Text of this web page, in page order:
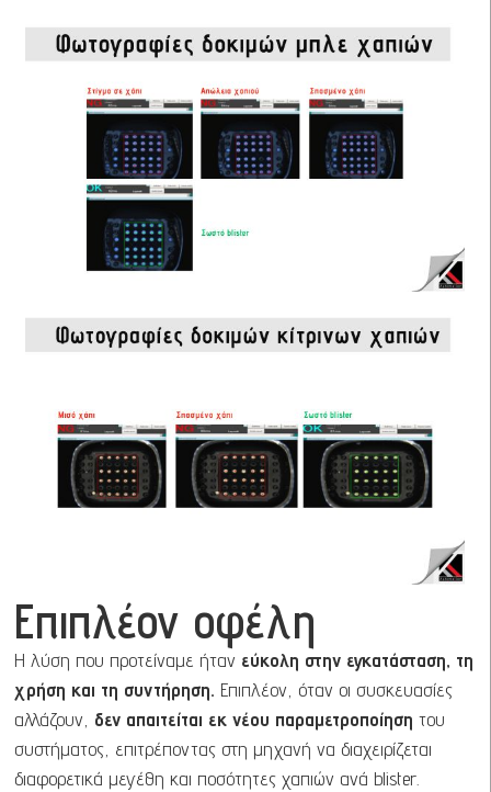
Επιπλέον οφέλη
Η λύση που προτείναμε ήταν εύκολη στην εγκατάσταση, τη
χρήση και τη συντήρηση. Επιπλέον, όταν οι συσκευασίες
αλλάζουν, δεν απαιτείται εκ νέου παραμετροποίηση του
συστήματος, επιτρέποντας στη μηχανή να διαχειρίζεται
διαφορετικά μεγέθη και ποσότητες χαπιών ανά blister.